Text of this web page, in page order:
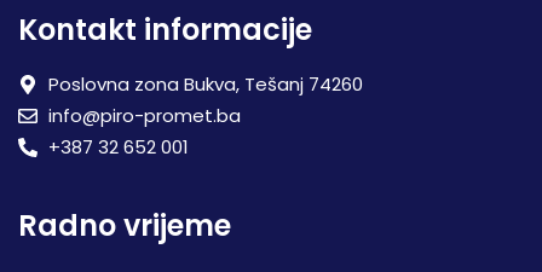
Kontakt informacije
Poslovna zona Bukva, Tešanj 74260
info@piro-promet.ba
+387 32 652 001
Radno vrijeme